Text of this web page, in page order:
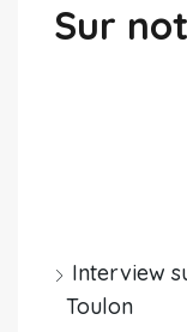
Sur
Interview
Toulon